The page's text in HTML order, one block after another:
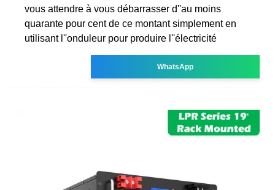
vous attendre à vous débarrasser d''au moins
quarante pour cent de ce montant simplement en
utilisant l''onduleur pour produire l''électricité
WhatsApp